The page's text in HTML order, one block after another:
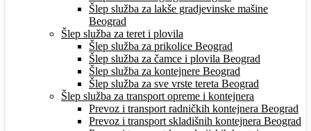
Šlep služba za lakše gradjevinske mašine
Beograd
Šlep služba za teret i plovila
Šlep služba za prikolice Beograd
Šlep služba za čamce i plovila Beograd
Šlep služba za kontejnere Beograd
Šlep služba za sve vrste tereta Beograd
Šlep služba za transport opreme i kontejnera
Prevoz i transport radničkih kontejnera Beograd
Prevoz i transport skladišnih kontejnera Beograd